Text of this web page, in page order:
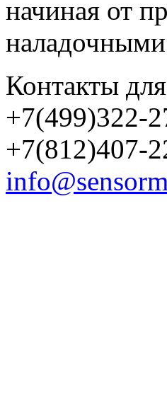
начиная от
Контакты
+7(499)322-
+7(812)407-